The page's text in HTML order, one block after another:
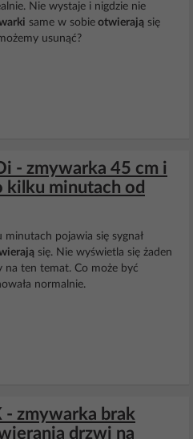
Nie wystaje i nigdzie nie
same w sobie otwierają się
usunąć?
- zmywarka 45 cm i
minutach od
minutach pojawia się sygnał
się. Nie wyświetla się żaden
na ten temat. Co może być
normalnie.
- zmywarka brak
drzwi na